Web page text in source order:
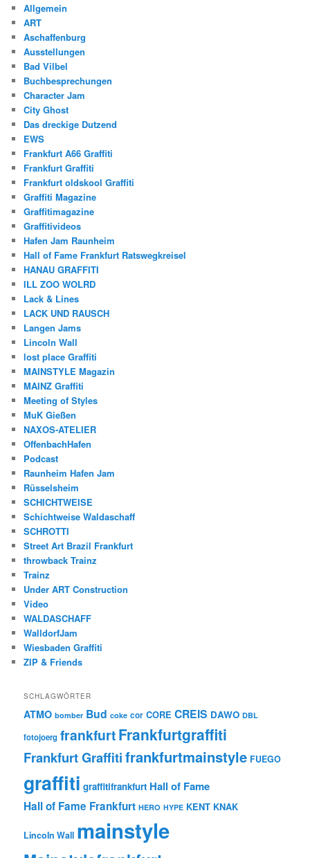
Allgemein
ART
Aschaffenburg
Ausstellungen
Bad Vilbel
Buchbesprechungen
Character Jam
City Ghost
Das dreckige Dutzend
EWS
Frankfurt A66 Graffiti
Frankfurt Graffiti
Frankfurt oldskool Graffiti
Graffiti Magazine
Graffitimagazine
Graffitivideos
Hafen Jam Raunheim
Hall of Fame Frankfurt Ratswegkreisel
HANAU GRAFFITI
ILL ZOO WOLRD
Lack & Lines
LACK UND RAUSCH
Langen Jams
Lincoln Wall
lost place Graffiti
MAINSTYLE Magazin
MAINZ Graffiti
Meeting of Styles
MuK Gießen
NAXOS-ATELIER
OffenbachHafen
Podcast
Raunheim Hafen Jam
Rüsselsheim
SCHICHTWEISE
Schichtweise Waldaschaff
SCHROTTI
Street Art Brazil Frankfurt
throwback Trainz
Trainz
Under ART Construction
Video
WALDASCHAFF
WalldorfJam
Wiesbaden Graffiti
ZIP & Friends
SCHLAGWÖRTER
ATMO bomber Bud coke cor CORE CREIS DAWO DBL
fotojoerg frankfurtFrankfurtgraffiti
Frankfurt Graffitifrankfurtmainstyle FUEGO
graffiti graffitifrankfurt Hall of Fame
Hall of Fame Frankfurt HERO HYPE KENT KNAK
Lincoln Wall mainstyle